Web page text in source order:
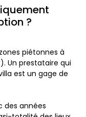
?
piétonnes à
Un prestataire qui
est un gage de
des années